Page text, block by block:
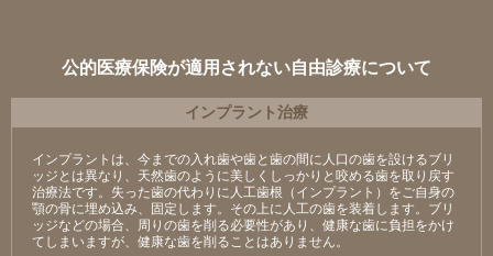
公的医療保険が適用されない自由診療について
インプラント治療
インプラントは、今までの入れ歯や歯と歯の間に人口の歯を設けるブリ
ッジとは異なり、天然歯のように美しくしっかりと咬める歯を取り戻す
治療法です。失った歯の代わりに人工歯根（インプラント）をご自身の
顎の骨に埋め込み、固定します。その上に人工の歯を装着します。ブリ
ッジなどの場合、周りの歯を削る必要性があり、健康な歯に負担をかけ
てしまいますが、健康な歯を削ることはありません。